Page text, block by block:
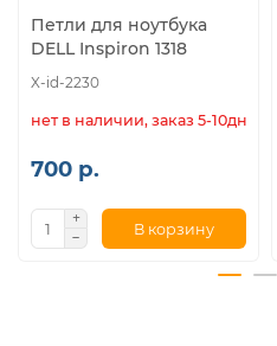
Петли для ноутбука
DELL Inspiron 1318
X-id-2230
нет в наличии, заказ 5-10дн.
700 р.
В корзину